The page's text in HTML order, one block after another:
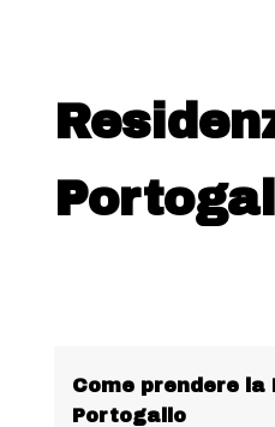
Come prendere la
Portogallo